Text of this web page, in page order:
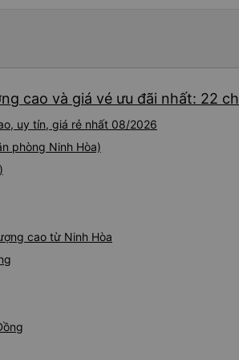
cao và giá vé ưu đãi nhất: 22
uy tín, giá rẻ nhất 08/2026
phòng Ninh Hòa)
cao từ Ninh Hòa